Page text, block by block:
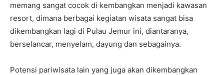
memang sangat cocok di kembangkan menjadi kawasan
resort, dimana berbagai kegiatan wisata sangat bisa
dikembangkan lagi di Pulau Jemur ini, diantaranya,
berselancar, menyelam, dayung dan sebagainya.
Potensi pariwisata lain yang juga akan dikembangkan